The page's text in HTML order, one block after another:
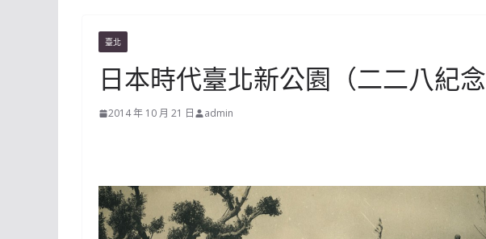
臺北
日本時代臺北新公園（二二八紀
2014 年 10 月 21 日 admin